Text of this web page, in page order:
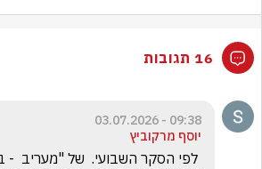
16 תגובות
09:38 - 03.07.2026
יוסף מרקוביץ